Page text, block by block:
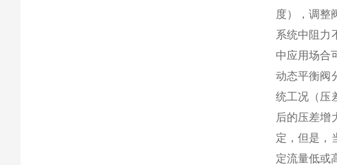
度），调整
系统中阻力
中应用场合
动态平衡阀
统工况（压
后的压差增
定，但是，
定流量低或